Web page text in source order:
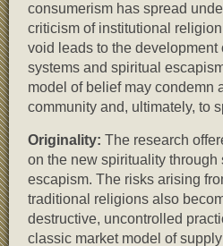
consumerism has spread
criticism of institutional
void leads to the development
systems and spiritual
model of belief may condemn
community and, ultimately, to
Originality: The research
on the new spirituality
escapism. The risks arising
traditional religions also
destructive, uncontrolled
classic market model of